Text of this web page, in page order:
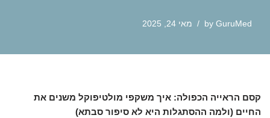
by GuruMed מאי 24, 2025
קסם הראייה הכפולה: איך משקפי מולטיפוקל משנים את
החיים (ולמה ההסתגלות היא לא סיפור סבתא)